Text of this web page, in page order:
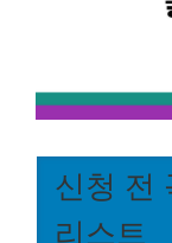
신청 전
리스트